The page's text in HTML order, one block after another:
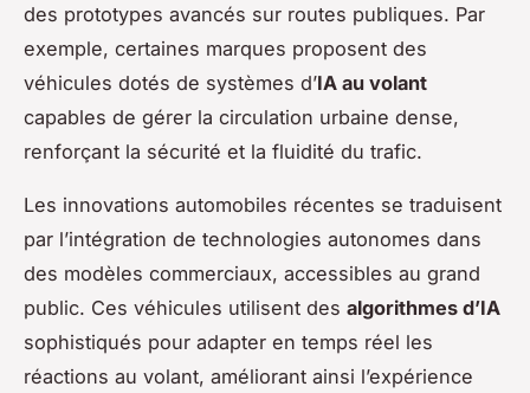
des prototypes avancés sur routes publiques. Par
exemple, certaines marques proposent des
véhicules dotés de systèmes d’IA au volant
capables de gérer la circulation urbaine dense,
renforçant la sécurité et la fluidité du trafic.
Les innovations automobiles récentes se traduisent
par l’intégration de technologies autonomes dans
des modèles commerciaux, accessibles au grand
public. Ces véhicules utilisent des algorithmes d’IA
sophistiqués pour adapter en temps réel les
réactions au volant, améliorant ainsi l’expérience